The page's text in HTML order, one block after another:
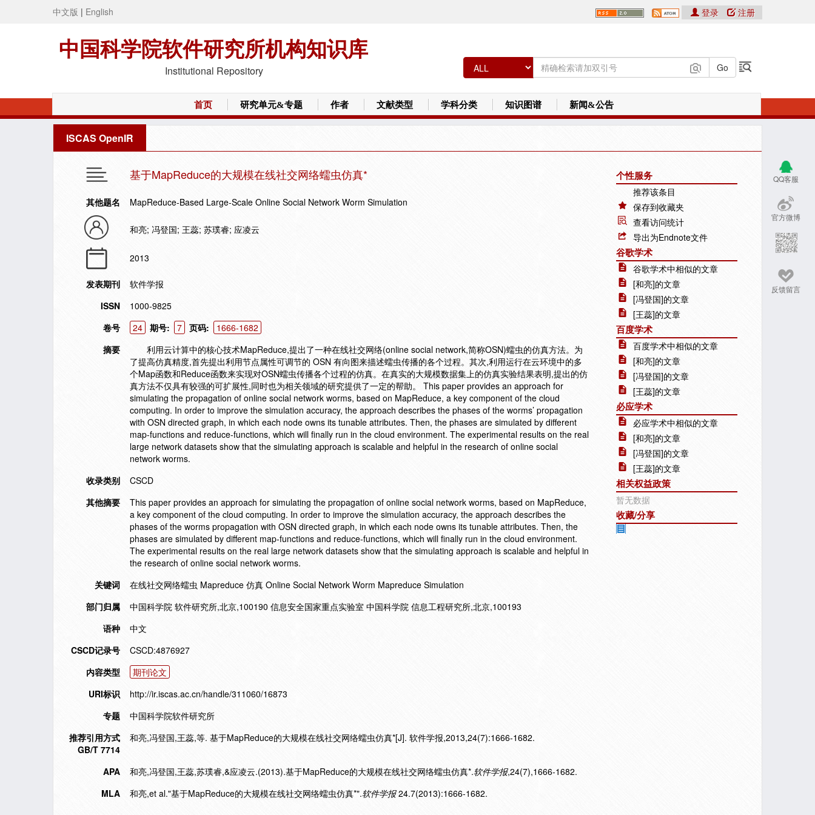
中文版 | English
中国科学院软件研究所机构知识库
Institutional Repository
登录 注册
首页 研究单元&专题 作者 文献类型 学科分类 知识图谱 新闻&公告
ISCAS OpenIR
QQ客服
官方微博
反馈留言
基于MapReduce的大规模在线社交网络蠕虫仿真*
其他题名 MapReduce-Based Large-Scale Online Social Network Worm Simulation
和亮; 冯登国; 王蕊; 苏璞睿; 应凌云
2013
发表期刊
软件学报
ISSN
1000-9825
卷号
24 期号: 7 页码:
1666-1682
摘要
利用云计算中的核心技术MapReduce,提出了一种在线社交网络(online social network,简称OSN)蠕虫的仿真方法。为
了提高仿真精度,首先提出利用节点属性可调节的 OSN 有向图来描述蠕虫传播的各个过程。其次,利用运行在云环境中的多
个Map函数和Reduce函数来实现对OSN蠕虫传播各个过程的仿真。在真实的大规模数据集上的仿真实验结果表明,提出的仿
真方法不仅具有较强的可扩展性,同时也为相关领域的研究提供了一定的帮助。 This paper provides an approach for
simulating the propagation of online social network worms, based on MapReduce, a key component of the cloud
computing. In order to improve the simulation accuracy, the approach describes the phases of the worms’ propagation
with OSN directed graph, in which each node owns its tunable attributes. Then, the phases are simulated by different
map-functions and reduce-functions, which will finally run in the cloud environment. The experimental results on the real
large network datasets show that the simulating approach is scalable and helpful in the research of online social
network worms.
收录类别
CSCD
其他摘要
This paper provides an approach for simulating the propagation of online social network worms, based on MapReduce,
a key component of the cloud computing. In order to improve the simulation accuracy, the approach describes the
phases of the worms propagation with OSN directed graph, in which each node owns its tunable attributes. Then, the
phases are simulated by different map-functions and reduce-functions, which will finally run in the cloud environment.
The experimental results on the real large network datasets show that the simulating approach is scalable and helpful in
the research of online social network worms.
关键词
在线社交网络蠕虫 Mapreduce 仿真 Online Social Network Worm Mapreduce Simulation
部门归属
中国科学院 软件研究所,北京,100190 信息安全国家重点实验室 中国科学院 信息工程研究所,北京,100193
语种
中文
CSCD记录号
CSCD:4876927
内容类型
期刊论文
URI标识
http://ir.iscas.ac.cn/handle/311060/16873
专题
中国科学院软件研究所
推荐引用方式
GB/T 7714
和亮,冯登国,王蕊,等. 基于MapReduce的大规模在线社交网络蠕虫仿真*[J]. 软件学报,2013,24(7):1666-1682.
APA 和亮,冯登国,王蕊,苏璞睿,&应凌云.(2013).基于MapReduce的大规模在线社交网络蠕虫仿真*.软件学报,24(7),1666-1682.
MLA
和亮,et al."基于MapReduce的大规模在线社交网络蠕虫仿真*".软件学报24.7(2013):1666-1682.
个性服务
推荐该条目
保存到收藏夹
查看访问统计
导出为Endnote文件
谷歌学术
谷歌学术中相似的文章
[和亮]的文章
[冯登国]的文章
[王蕊]的文章
百度学术
百度学术中相似的文章
[和亮]的文章
[冯登国]的文章
[王蕊]的文章
必应学术
必应学术中相似的文章
[和亮]的文章
[冯登国]的文章
[王蕊]的文章
相关权益政策
暂无数据
收藏/分享